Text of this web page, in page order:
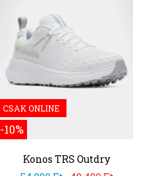
CSAK ONLINE
-10%
Konos TRS Outdry